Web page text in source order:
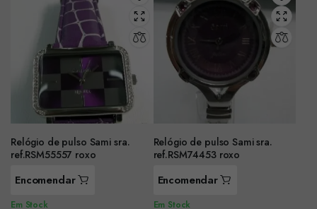
Relógio de pulso Sami sra.
ref.RSM55557 roxo
Encomendar
Em Stock
Relógio de pulso Sami sra.
ref.RSM74453 roxo
Encomendar
Em Stock